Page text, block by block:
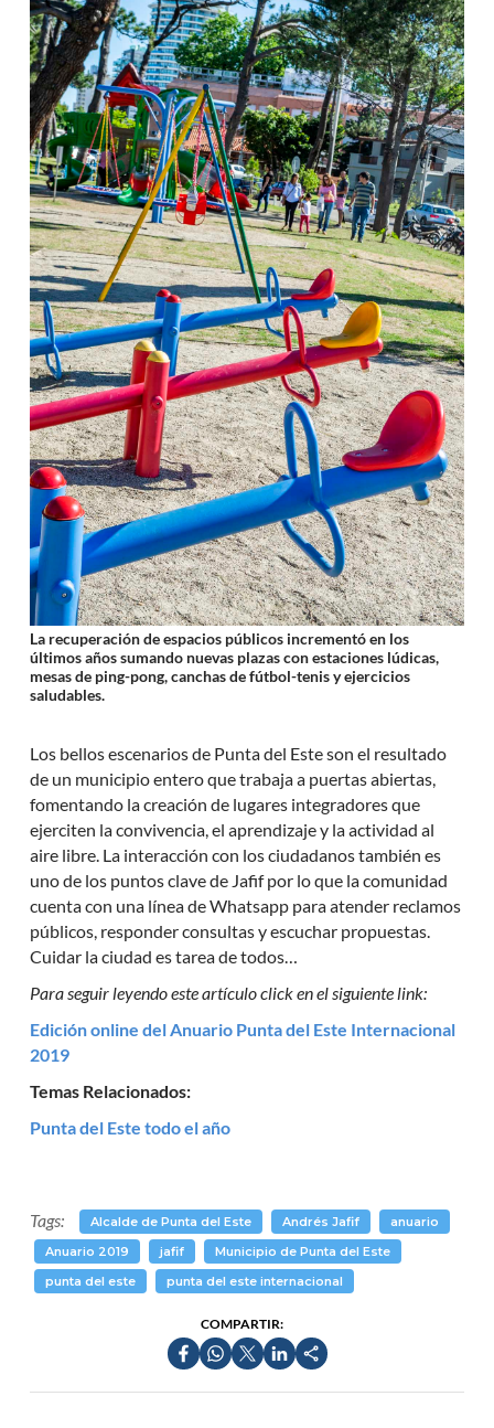
La recuperación de espacios públicos incrementó en los
últimos años sumando nuevas plazas con estaciones lúdicas,
mesas de ping-pong, canchas de fútbol-tenis y ejercicios
saludables.
Los bellos escenarios de Punta del Este son el resultado
de un municipio entero que trabaja a puertas abiertas,
fomentando la creación de lugares integradores que
ejerciten la convivencia, el aprendizaje y la actividad al
aire libre. La interacción con los ciudadanos también es
uno de los puntos clave de Jafif por lo que la comunidad
cuenta con una línea de Whatsapp para atender reclamos
públicos, responder consultas y escuchar propuestas.
Cuidar la ciudad es tarea de todos…
Para seguir leyendo este artículo click en el siguiente link:
Edición online del Anuario Punta del Este Internacional
2019
Temas Relacionados:
Punta del Este todo el año
Tags: Alcalde de Punta del Este Andrés Jafif
anuario
Anuario 2019
jafif
Municipio de Punta del Este
punta del este
punta del este internacional
COMPARTIR: